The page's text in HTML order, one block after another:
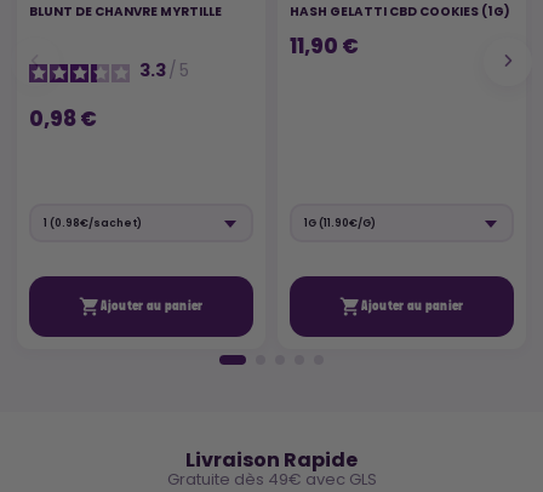
BLUNT DE CHANVRE MYRTILLE
3.3/ 5
0,98 €
Ajouter au panier
HASH GELATTI CBD COOKIES (1G)
11,90 €
Ajouter au panier
Livraison Rapide
Gratuite dès 49€ avec GLS